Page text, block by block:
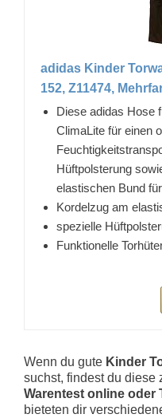
adidas Kinder
152, Z11474,
Diese adidas Hose
ClimaLite für einen
Hüftpolsterung
elastischen Bund
Kordelzug am
spezielle
Funktionelle
Wenn du gute Kinder
suchst, findest du diese
Warentest online oder
bieteten dir